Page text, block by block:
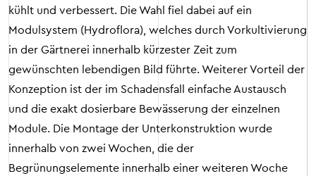
kühlt und verbessert. Die Wahl fiel dabei auf ein
Modulsystem (Hydroflora), welches durch Vorkultivierung
in der Gärtnerei innerhalb kürzester Zeit zum
gewünschten lebendigen Bild führte. Weiterer Vorteil der
Konzeption ist der im Schadensfall einfache Austausch
und die exakt dosierbare Bewässerung der einzelnen
Module. Die Montage der Unterkonstruktion wurde
innerhalb von zwei Wochen, die der
Begrünungselemente innerhalb einer weiteren Woche